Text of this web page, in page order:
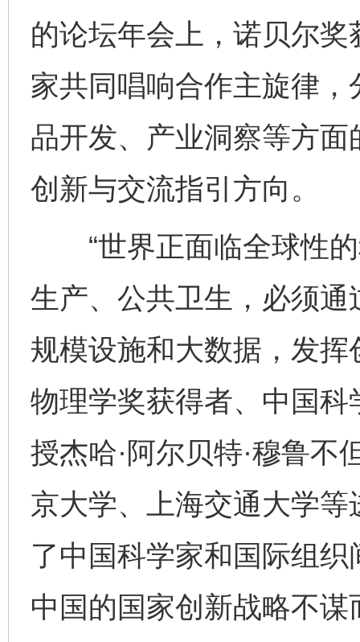
的论坛年会上，诺贝尔
家共同唱响合作主旋律
品开发、产业洞察等方
创新与交流指引方向。
“世界正面临全球性的
生产、公共卫生，必须
规模设施和大数据，发挥
物理学奖获得者、中国
授杰哈·阿尔贝特·穆鲁不
京大学、上海交通大学
了中国科学家和国际组
中国的国家创新战略不谋